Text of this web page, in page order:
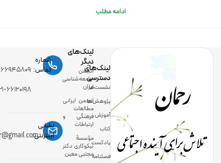
ادامه مطلب
رحمان
تلاش برای آینده اجتماعی
لینک‌های
دسترسی
نشست‌ها
پژوهش‌ها
آموزش
کتاب
پادکست
فصلنامه
لینک‌های
دیگر
انجمن
جامعه‌شناسی
ایران
انجمن ایرانی
مطالعات
فرهنگی و
ارتباطات
مؤسسۀ
نیکوکاری دکتر
مجتبی معین
شماره
تماس: ۰۲۱-
۰۲۱-
نشانی
اینترنتی: